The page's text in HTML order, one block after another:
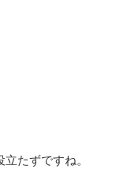
たずですね。